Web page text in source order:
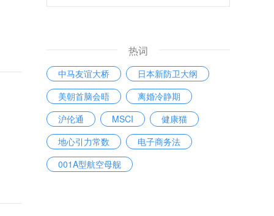
热词
中马友谊大桥
日本新防卫大纲
美朝首脑会晤
离婚冷静期
沪伦通
MSCI
健康猫
地心引力常数
电子商务法
001A型航空母舰